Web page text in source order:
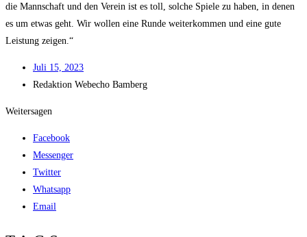
die Mann­schaft und den Ver­ein ist es toll, sol­che Spie­le zu haben, in denen
es um etwas geht. Wir wol­len eine Run­de wei­ter­kom­men und eine gute
Leis­tung zeigen.“
Juli 15, 2023
Redak­ti­on Web­echo Bamberg
Weitersagen
Facebook
Messenger
Twitter
Whatsapp
Email